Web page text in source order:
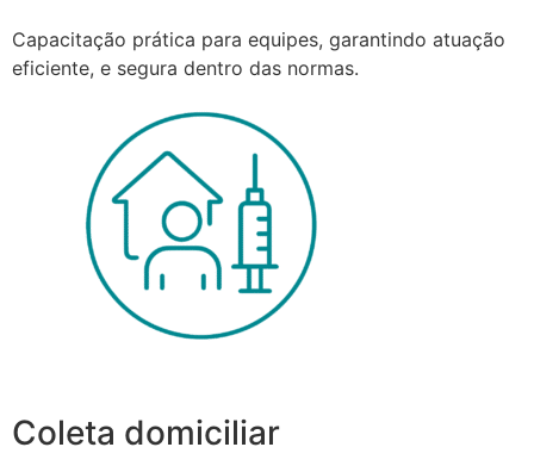
Capacitação prática para equipes, garantindo atuação
eficiente, e segura dentro das normas.
Coleta domiciliar